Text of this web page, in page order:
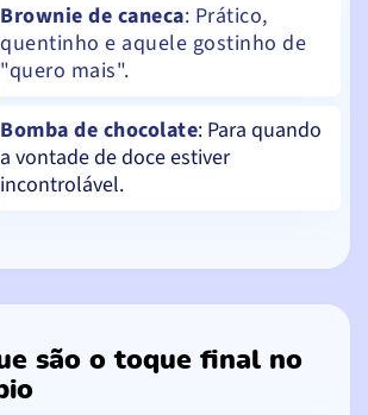
Brownie de caneca: Prático,
quentinho e aquele gostinho de
"quero mais".
Bomba de chocolate: Para quando
a vontade de doce estiver
incontrolável.
são o toque final no